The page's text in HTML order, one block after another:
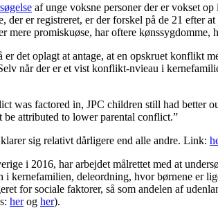
af unge voksne personer der er vokset
der er registreret, er der forskel på de 21 efter
mere promiskuøse, har oftere
er det oplagt at antage, at en opskruet
når der er et vist konflikt-nvieau i
was factored in, JPC children still had better
be attributed to lower parental conflict.”
sig relativt dårligere end alle andre. Link:
i 2016, har arbejdet målrettet med at
i kernefamilien, deleordning, hvor børnene er
for sociale faktorer, så som andelen af
herog her).